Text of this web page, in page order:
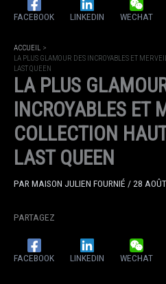
FACEBOOK LINKEDIN WECHAT
ACCUEIL
LA PLUS GLAMOUR DES INCROYABLES ET
LAST QUEEN
LA PLUS
INCROYABLES ET
COLLECTION
LAST QUEEN
PARMAISON JULIEN FOURNIÉ /28
PARTAGEZ
FACEBOOK LINKEDIN WECHAT